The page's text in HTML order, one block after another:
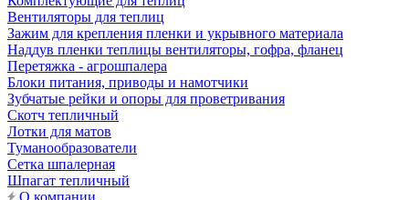
Вентиляторы для теплиц
Зажим для крепления пленки и укрывного материала
Наддув пленки теплицы вентиляторы, гофра, фланец
Перетяжка - агрошпалера
Блоки питания, приводы и намотчики
Зубчатые рейки и опоры для проветривания
Скотч тепличный
Лотки для матов
Туманообразователи
Сетка шпалерная
Шпагат тепличный
О компании